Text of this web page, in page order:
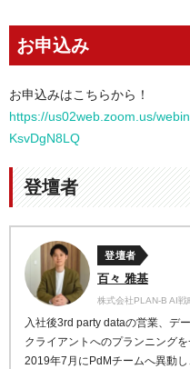
お申込み
お申込みはこちらから！
https://us02web.zoom.us/
KsvDgN8LQ
登壇者
登壇者
百々 雅基
株式会社PLAN-B AI戦
入社後3rd party dataの営業、デ
クライアントへのプランニングを
2019年7月にPdMチームへ異動し